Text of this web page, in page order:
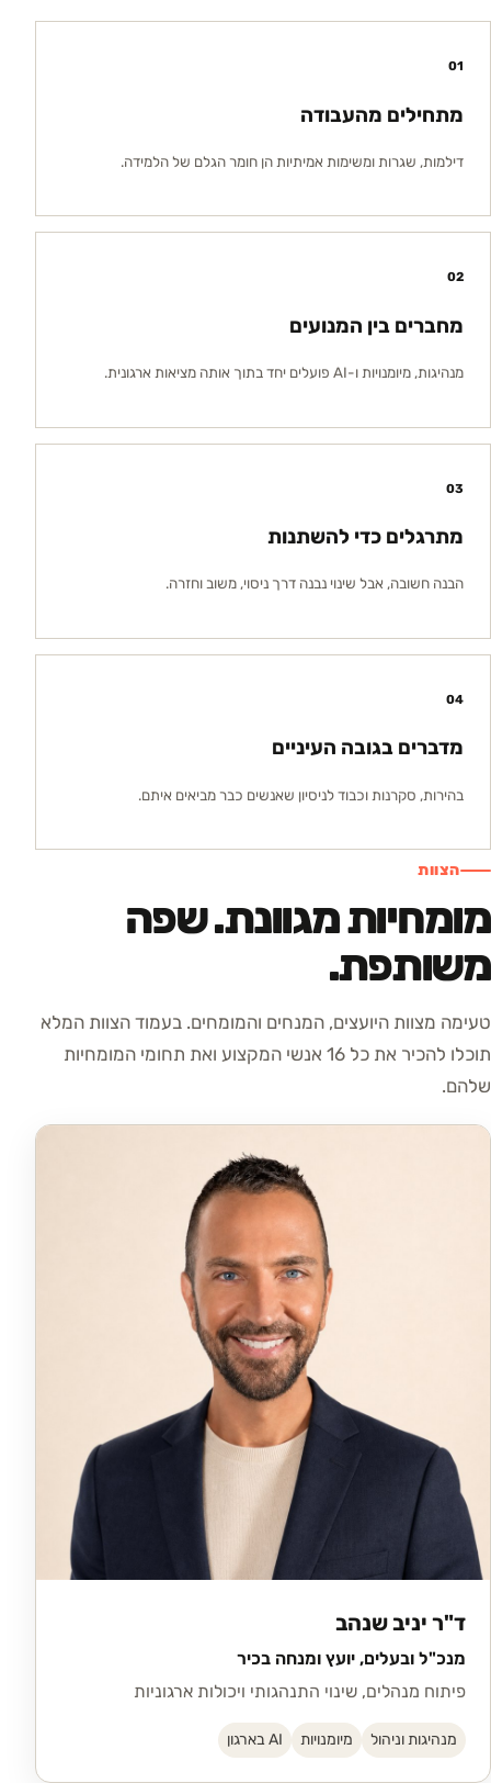
01
מתחילים מהעבודה
דילמות, שגרות ומשימות אמיתיות הן חומר הגלם של הלמידה.
02
מחברים בין המנועים
מנהיגות, מיומנויות ו-AI פועלים יחד בתוך אותה מציאות ארגונית.
03
מתרגלים כדי להשתנות
הבנה חשובה, אבל שינוי נבנה דרך ניסוי, משוב וחזרה.
04
מדברים בגובה העיניים
בהירות, סקרנות וכבוד לניסיון שאנשים כבר מביאים איתם.
הצוות
מומחיות מגוונת. שפה
משותפת.
טעימה מצוות היועצים, המנחים והמומחים. בעמוד הצוות המלא
תוכלו להכיר את כל 16 אנשי המקצוע ואת תחומי המומחיות
שלהם.
ד"ר יניב שנהב
מנכ"ל ובעלים, יועץ ומנחה בכיר
פיתוח מנהלים, שינוי התנהגותי ויכולות ארגוניות
מנהיגות וניהול מיומנויות AI בארגון